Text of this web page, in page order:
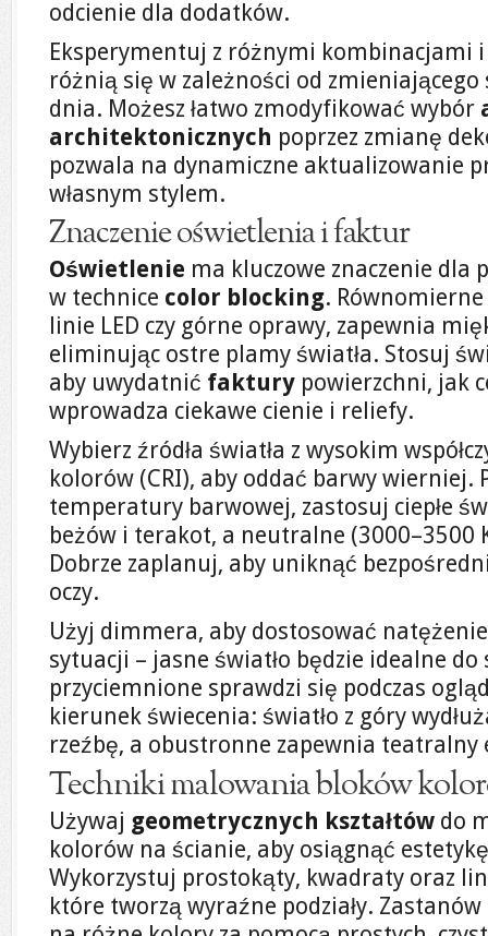
odcienie dla dodatków.
Eksperymentuj z różnymi kombinacjami
różnią się w zależności od
dnia. Możesz łatwo zmodyfikować wybór
architektonicznych poprzez zmianę
pozwala na dynamiczne aktualizowanie
własnym stylem.
Znaczenie oświetlenia i faktur
Oświetlenie ma kluczowe znaczenie
w technice color blocking.
linie LED czy górne oprawy, zapewnia
eliminując ostre plamy światła. Stosuj
aby uwydatnić faktury powierzchni, jak
wprowadza ciekawe cienie i reliefy.
Wybierz źródła światła z wysokim
kolorów (CRI), aby oddać barwy wierniej.
temperatury barwowej, zastosuj ciepłe
beżów i terakot, a neutralne (3000–3500
Dobrze zaplanuj, aby uniknąć
oczy.
Użyj dimmera, aby dostosować
sytuacji – jasne światło będzie idealne
przyciemnione sprawdzi się podczas
kierunek świecenia: światło z góry
rzeźbę, a obustronne zapewnia teatralny
Techniki malowania bloków
Używaj geometrycznych kształtów do
kolorów na ścianie, aby osiągnąć
Wykorzystuj prostokąty, kwadraty oraz
które tworzą wyraźne podziały.